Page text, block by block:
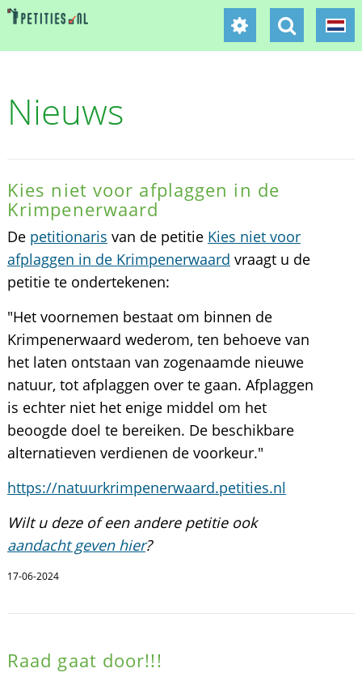
Nieuws
Kies niet voor afplaggen in de
Krimpenerwaard
De petitionaris van de petitie Kies niet voor
afplaggen in de Krimpenerwaard vraagt u de
petitie te ondertekenen:
"Het voornemen bestaat om binnen de
Krimpenerwaard wederom, ten behoeve van
het laten ontstaan van zogenaamde nieuwe
natuur, tot afplaggen over te gaan. Afplaggen
is echter niet het enige middel om het
beoogde doel te bereiken. De beschikbare
alternatieven verdienen de voorkeur."
https://natuurkrimpenerwaard.petities.nl
Wilt u deze of een andere petitie ook
aandacht geven hier?
17-06-2024
Raad gaat door!!!